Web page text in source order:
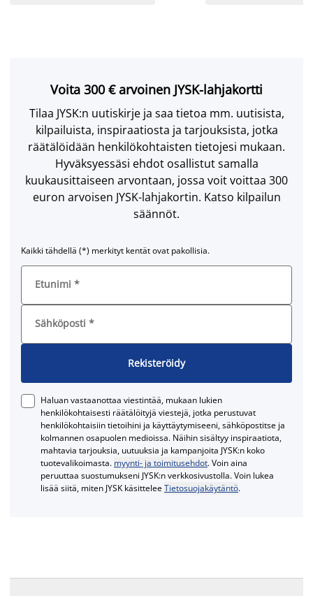
Voita 300 € arvoinen JYSK-lahjakortti
Tilaa JYSK:n uutiskirje ja saa tietoa mm. uutisista,
kilpailuista, inspiraatiosta ja tarjouksista, jotka
räätälöidään henkilökohtaisten tietojesi mukaan.
Hyväksyessäsi ehdot osallistut samalla
kuukausittaiseen arvontaan, jossa voit voittaa 300
euron arvoisen JYSK-lahjakortin. Katso kilpailun
säännöt.
Kaikki tähdellä (*) merkityt kentät ovat pakollisia.
Etunimi *
Sähköposti *
Rekisteröidy
Haluan vastaanottaa viestintää, mukaan lukien
henkilökohtaisesti räätälöityjä viestejä, jotka perustuvat
henkilökohtaisiin tietoihini ja käyttäytymiseeni, sähköpostitse ja
kolmannen osapuolen medioissa. Näihin sisältyy inspiraatiota,
mahtavia tarjouksia, uutuuksia ja kampanjoita JYSK:n koko
tuotevalikoimasta. myynti- ja toimitusehdot. Voin aina
peruuttaa suostumukseni JYSK:n verkkosivustolla. Voin lukea
lisää siitä, miten JYSK käsitteleeTietosuojakäytäntö.